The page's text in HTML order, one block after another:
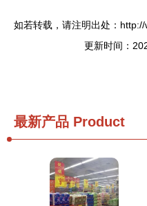
如若转载，请注明出处：
更新时间：
最新产品 Product